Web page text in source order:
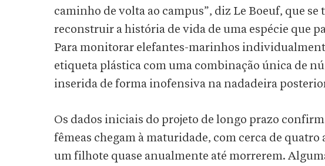
caminho de volta ao campus”, diz Le Boeuf, que
reconstruir a história de vida de uma espécie que
Para monitorar elefantes-marinhos
etiqueta plástica com uma combinação única de
inserida de forma inofensiva na nadadeira
Os dados iniciais do projeto de longo prazo
fêmeas chegam à maturidade, com cerca de
um filhote quase anualmente até morrerem.